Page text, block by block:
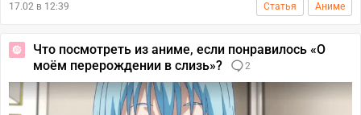
17.02 в 12:39 Статья Аниме
Что посмотреть из аниме, если понравилось «О
моём перерождении в слизь»?
2